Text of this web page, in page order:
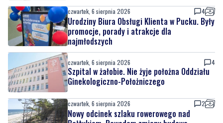
czwartek, 6 sierpnia 2026 4
Urodziny Biura Obsługi Klienta w Pucku. Były
promocje, porady i atrakcje dla
najmłodszych
czwartek, 6 sierpnia 2026 4
Szpital w żałobie. Nie żyje położna Oddziału
Ginekologiczno-Położniczego
czwartek, 6 sierpnia 2026 2
Nowy odcinek szlaku rowerowego nad